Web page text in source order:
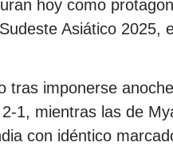
hoy como
Asiático 2025,
tras imponerse
1, mientras las de
con idéntico